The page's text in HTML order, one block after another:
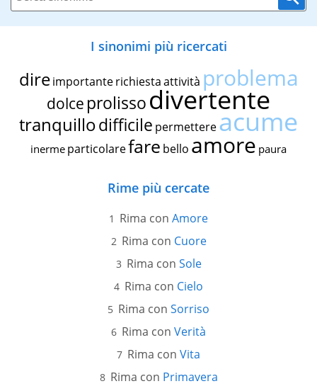
I sinonimi più ricercati
dire importante richiestaattività problema
dolce prolissodivertente
tranquillodifficile permettereacume
inerme particolarefare bello amore paura
Rime più cercate
Rima con Amore
Rima con Cuore
Rima con Sole
Rima con Cielo
Rima con Sorriso
Rima con Verità
Rima con Vita
Rima con Primavera